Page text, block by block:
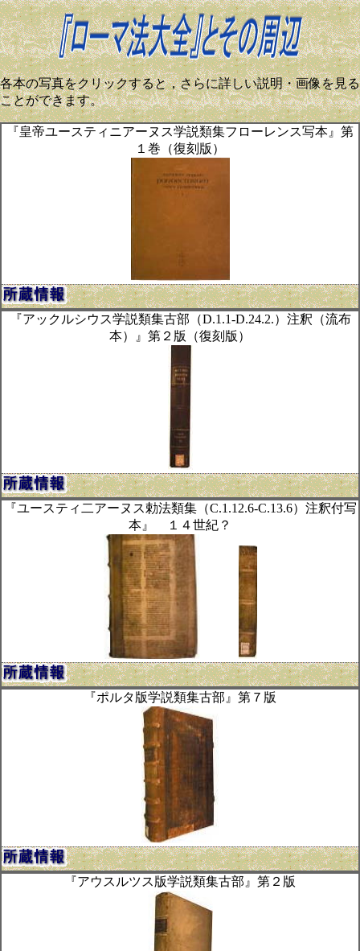
各本の写真をクリックすると，さらに詳しい説明・画像を見る
ことができます。
『皇帝ユースティニアーヌス学説類集フローレンス写本』第
１巻（復刻版）
『アックルシウス学説類集古部（D.1.1-D.24.2.）注釈（流布
本）』第２版（復刻版）
『ユースティ二アーヌス勅法類集（C.1.12.6-C.13.6）注釈付写
本』 １４世紀？
『ポルタ版学説類集古部』第７版
『アウスルツス版学説類集古部』第２版